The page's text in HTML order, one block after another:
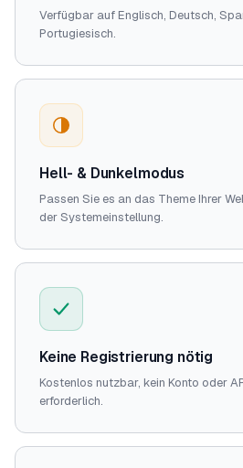
Verfügbar auf Englisch, Deutsch,
Portugiesisch.
Hell- & Dunkelmodus
Passen Sie es an das Theme Ihrer
der Systemeinstellung.
Keine Registrierung nötig
Kostenlos nutzbar, kein Konto oder
erforderlich.